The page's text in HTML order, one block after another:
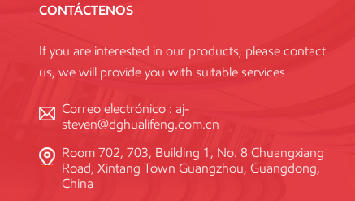
CONTÁCTENOS
If you are interested in our products, please contact
us, we will provide you with suitable services
Correo electrónico : aj-
steven@dghualifeng.com.cn
Room 702, 703, Building 1, No. 8 Chuangxiang
Road, Xintang Town Guangzhou, Guangdong,
China